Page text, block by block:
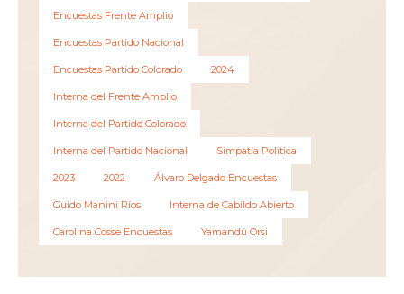
Encuestas Frente Amplio
Encuestas Partido Nacional
Encuestas Partido Colorado 2024
Interna del Frente Amplio
Interna del Partido Colorado
Interna del Partido Nacional Simpatía Política
2023 2022 Álvaro Delgado Encuestas
Guido Manini Ríos Interna de Cabildo Abierto
Carolina Cosse Encuestas Yamandú Orsi